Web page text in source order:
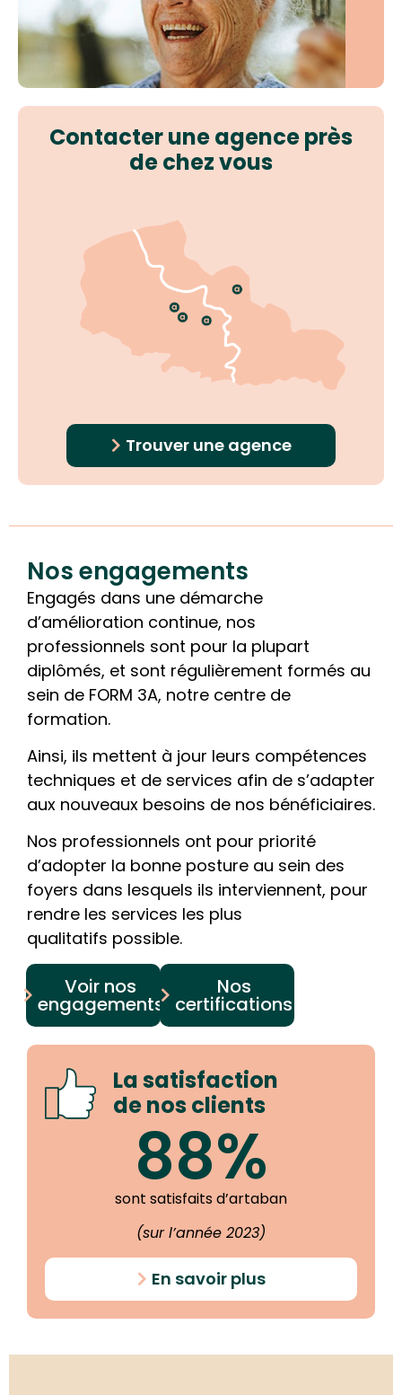
Contacter une agence près
de chez vous
Trouver une agence
Nos engagements
Engagés dans une démarche
d’amélioration continue, nos
professionnels sont pour la plupart
diplômés, et sont régulièrement formés au
sein de FORM 3A, notre centre de
formation.
Ainsi, ils mettent à jour leurs compétences
techniques et de services afin de s’adapter
aux nouveaux besoins de nos bénéficiaires.
Nos professionnels ont pour priorité
d’adopter la bonne posture au sein des
foyers dans lesquels ils interviennent, pour
rendre les services les plus
qualitatifs possible.
Voir nos
engagements
Nos
certifications
La satisfaction
de nos clients
88%
sont satisfaits d’artaban
(sur l’année 2023)
En savoir plus